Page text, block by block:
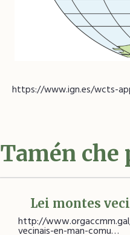
https://www.ign.es/wcts-
Tamén che
Lei montes
http://
vecinais-en-man-comu…